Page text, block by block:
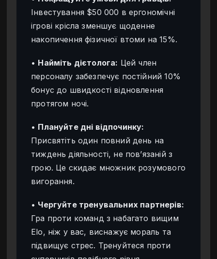
Інвестування $50 000 в ергономічні
ігрові крісла зменшує щоденне
накопичення фізичної втоми на 15%.
• Найміть дієтолога: Цей член
персоналу забезпечує постійний 10%
бонус до швидкості відновлення
протягом ночі.
• Плануйте дні відпочинку:
Присвятіть один повний день на
тиждень діяльності, не пов’язаній з
грою. Це скидає множник розумового
вигорання.
• Чергуйте тренувальних партнерів:
Гра проти команд з набагато вищим
Elo, ніж у вас, виснажує мораль та
підвищує стрес. Тренуйтеся проти